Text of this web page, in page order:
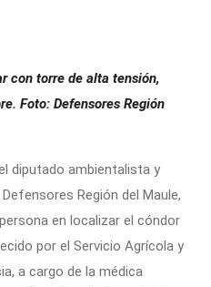
con torre de alta tensión,
Foto: Defensores Región
diputado ambientalista y
Región del Maule,
en localizar el cóndor
por el Servicio Agrícola y
a cargo de la médica